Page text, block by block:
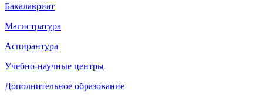
Бакалавриат
Магистратура
Аспирантура
Учебно-научные центры
Дополнительное образование